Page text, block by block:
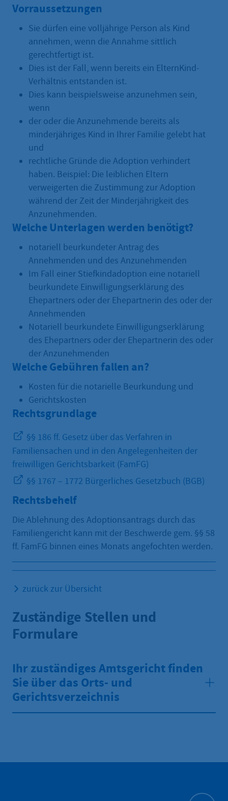
Vorraussetzungen
Sie dürfen eine volljährige Person als Kind
annehmen, wenn die Annahme sittlich
gerechtfertigt ist.
Dies ist der Fall, wenn bereits ein ElternKind-
Verhältnis entstanden ist.
Dies kann beispielsweise anzunehmen sein,
wenn
der oder die Anzunehmende bereits als
minderjähriges Kind in Ihrer Familie gelebt hat
und
rechtliche Gründe die Adoption verhindert
haben. Beispiel: Die leiblichen Eltern
verweigerten die Zustimmung zur Adoption
während der Zeit der Minderjährigkeit des
Anzunehmenden.
Welche Unterlagen werden benötigt?
notariell beurkundeter Antrag des
Annehmenden und des Anzunehmenden
Im Fall einer Stiefkindadoption eine notariell
beurkundete Einwilligungserklärung des
Ehepartners oder der Ehepartnerin des oder der
Annehmenden
Notariell beurkundete Einwilligungserklärung
des Ehepartners oder der Ehepartnerin des oder
der Anzunehmenden
Welche Gebühren fallen an?
Kosten für die notarielle Beurkundung und
Gerichtskosten
Rechtsgrundlage
§§ 186 ff. Gesetz über das Verfahren in
Familiensachen und in den Angelegenheiten der
freiwilligen Gerichtsbarkeit (FamFG)
§§ 1767 – 1772 Bürgerliches Gesetzbuch (BGB)
Rechtsbehelf
Die Ablehnung des Adoptionsantrags durch das
Familiengericht kann mit der Beschwerde gem. §§ 58
ff. FamFG binnen eines Monats angefochten werden.
zurück zur Übersicht
Zuständige Stellen und
Formulare
Ihr zuständiges Amtsgericht finden
Sie über das Orts- und
Gerichtsverzeichnis